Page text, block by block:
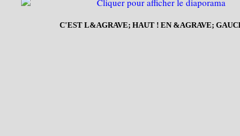
C'EST L&AGRAVE; HAUT ! EN &AGRAVE;